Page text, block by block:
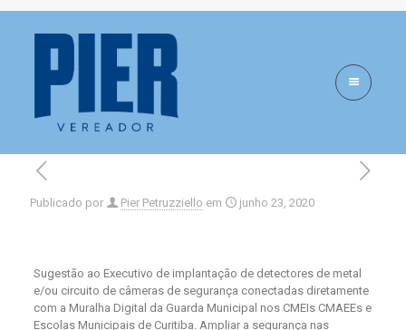
Proposição n.
205.00133.2023
Publicado por Pier Petruzziello em junho 23, 2020
Sugestão ao Executivo de implantação de detectores de metal
e/ou circuito de câmeras de segurança conectadas diretamente
com a Muralha Digital da Guarda Municipal nos CMEIs CMAEEs e
Escolas Municipais de Curitiba. Ampliar a segurança nas